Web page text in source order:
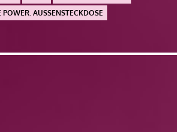
AUSSENSTECKDOSE